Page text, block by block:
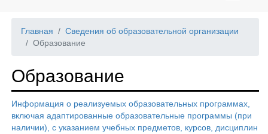
Главная
Сведения об образовательной организации
Образование
Образование
Информация о реализуемых образовательных программах,
включая адаптированные образовательные программы (при
наличии), с указанием учебных предметов, курсов, дисциплин